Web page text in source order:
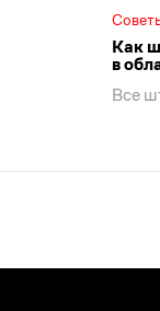
Как
в
Все